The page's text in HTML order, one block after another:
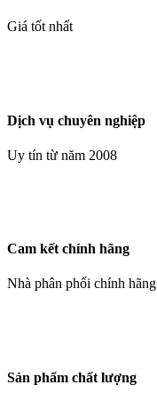
Giá tốt nhất
Dịch vụ chuyên nghiệp
Uy tín từ năm 2008
Cam kết chính hãng
Nhà phân phối chính hãng
Sản phẩm chất lượng